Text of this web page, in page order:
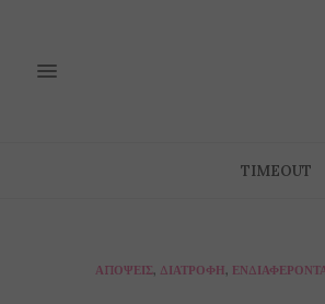
TIMEOUT
ΑΠΌΨΕΙΣ, ΔΙΑΤΡΟΦΉ,